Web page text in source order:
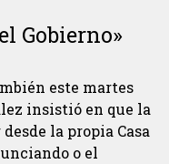
Gobierno»
este martes
insistió en que la
la propia Casa
o el